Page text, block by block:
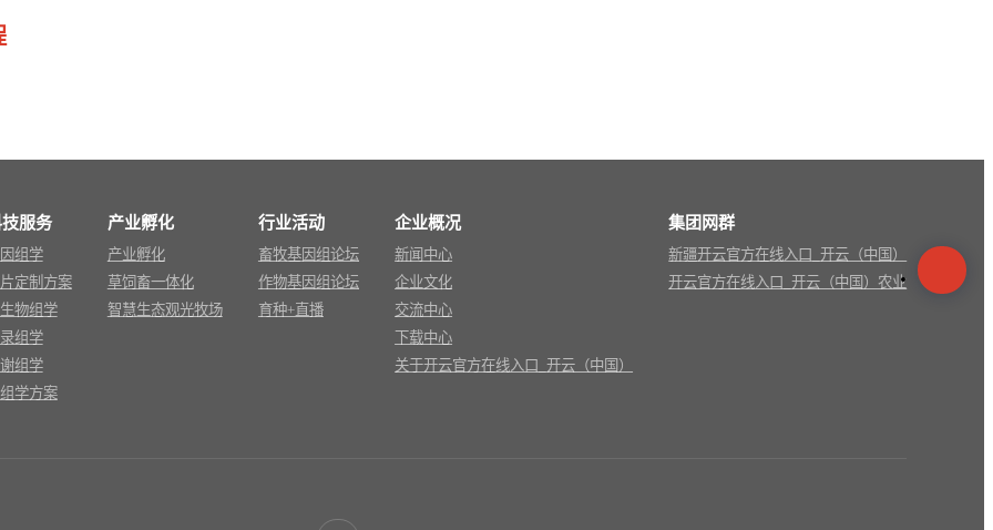
服务
组学
定制方案
物组学
组学
组学
学方案
产业孵化
产业孵化
草饲畜一体化
智慧生态观光牧场
行业活动
畜牧基因组论坛
作物基因组论坛
育种+直播
企业概况
新闻中心
企业文化
交流中心
下载中心
关于开云官方在线入口_开云（中国）
集团网群
新疆开云官方在线入口_开云（中国）
开云官方在线入口_开云（中国）农业